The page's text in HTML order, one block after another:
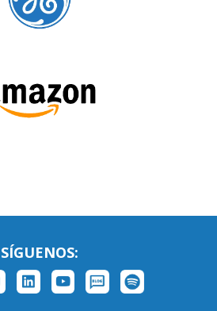
SÍGUENOS: